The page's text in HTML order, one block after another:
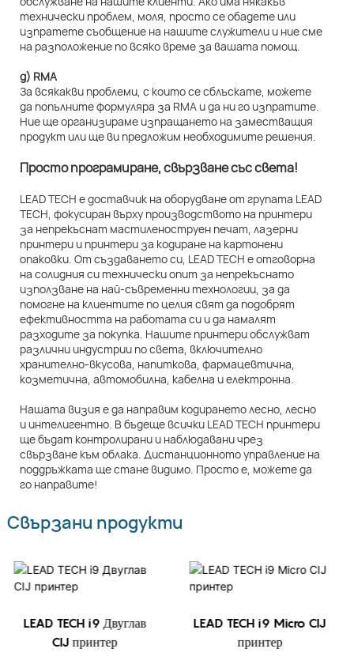
технически проблем, моля, просто се обадете или
изпратете съобщение на нашите служители и ние сме
на разположение по всяко време за вашата помощ.
д) RMA
За всякакви проблеми, с които се сблъскате, можете
да попълните формуляра за RMA и да ни го изпратите.
Ние ще организираме изпращането на заместващия
продукт или ще ви предложим необходимите решения.
Просто програмиране, свързване със света!
LEAD TECH е доставчик на оборудване от групата LEAD
TECH, фокусиран върху производството на принтери
за непрекъснат мастиленоструен печат, лазерни
принтери и принтери за кодиране на картонени
опаковки. От създаването си, LEAD TECH е отговорна
на солидния си технически опит за непрекъснато
използване на най-съвременни технологии, за да
помогне на клиентите по целия свят да подобрят
ефективността на работата си и да намалят
разходите за покупка. Нашите принтери обслужват
различни индустрии по света, включително
хранително-вкусова, напиткова, фармацевтична,
козметична, автомобилна, кабелна и електронна.
Нашата визия е да направим кодирането лесно, лесно
и интелигентно. В бъдеще всички LEAD TECH принтери
ще бъдат контролирани и наблюдавани чрез
свързване към облака. Дистанционното управление на
поддръжката ще стане видимо. Просто е, можете да
го направите!
Свързани продукти
LEAD TECH i9 Двуглав
CIJ принтер
LEAD TECH i9 Micro CIJ
принтер